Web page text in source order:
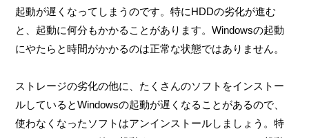
起動が遅くなってしまうのです。特にHDDの劣化が進む
と、起動に何分もかかることがあります。Windowsの起動
にやたらと時間がかかるのは正常な状態ではありません。
ストレージの劣化の他に、たくさんのソフトをインストー
ルしているとWindowsの起動が遅くなることがあるので、
使わなくなったソフトはアンインストールしましょう。特